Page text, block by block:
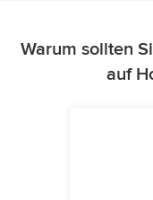
Warum sollten
auf